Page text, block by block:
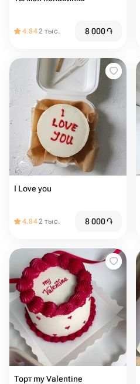
4.842 тыс. 8 000֏
I Love you
4.842 тыс. 8 000֏
Торт my Valentine